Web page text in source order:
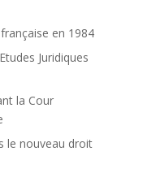
française en 1984
Juridiques
la Cour
le nouveau droit